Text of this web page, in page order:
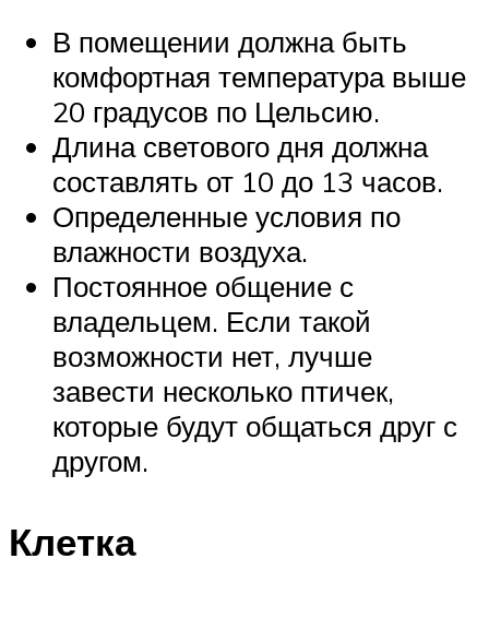
В помещении должна быть
комфортная температура выше
20 градусов по Цельсию.
Длина светового дня должна
составлять от 10 до 13 часов.
Определенные условия по
влажности воздуха.
Постоянное общение с
владельцем. Если такой
возможности нет, лучше
завести несколько птичек,
которые будут общаться друг с
другом.
Клетка